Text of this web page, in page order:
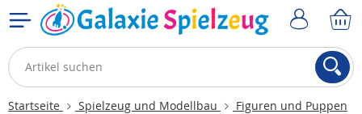
Startseite Spielzeug und Modellbau
Figuren und Puppen